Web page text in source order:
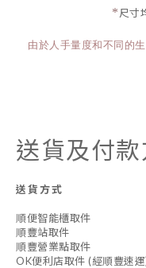
*尺寸
由於人手量度和不同的
送貨及付款
送貨方式
順便智能櫃取件
順豐站取件
順豐營業點取件
OK便利店取件 (經順豐速運